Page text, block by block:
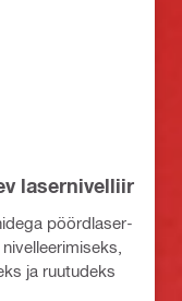
lasernivelliir
pöördlaser-
ja ruutudeks